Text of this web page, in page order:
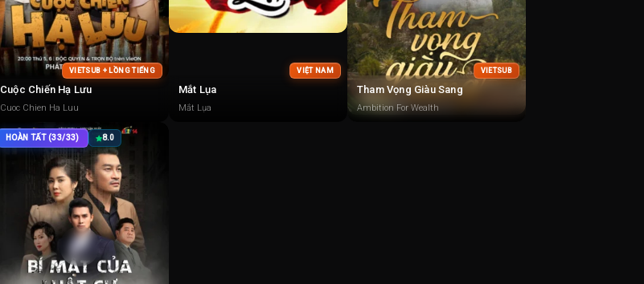
VIETSUB + LỒNG TIẾNG
Cuộc Chiến Hạ Lưu
Cuoc Chien Ha Luu
VIỆT NAM
Mắt Lụa
Mắt Lụa
VIETSUB
Tham Vọng Giàu Sang
Ambition For Wealth
HOÀN TẤT (33/33) 8.0